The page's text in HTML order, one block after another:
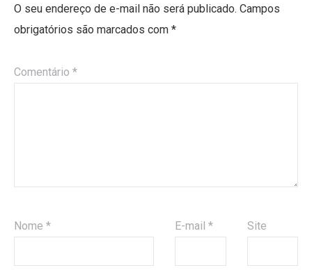
O seu endereço de e-mail não será publicado. Campos
obrigatórios são marcados com *
Comentário *
Nome * E-mail * Site